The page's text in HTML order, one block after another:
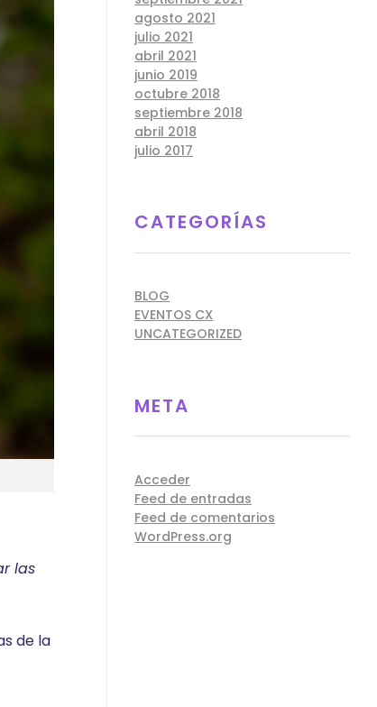
las
de la
agosto 2021
julio 2021
abril 2021
junio 2019
octubre 2018
septiembre 2018
abril 2018
julio 2017
CATEGORÍAS
BLOG
EVENTOS CX
UNCATEGORIZED
META
Acceder
Feed de entradas
Feed de comentarios
WordPress.org